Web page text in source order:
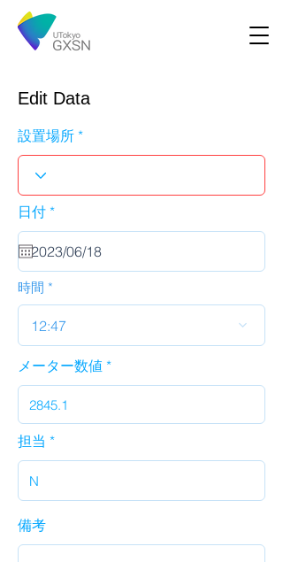
Edit Data
設置場所
日付 *r
u
i
d
時間
12:47
メーター数値
担当
備考